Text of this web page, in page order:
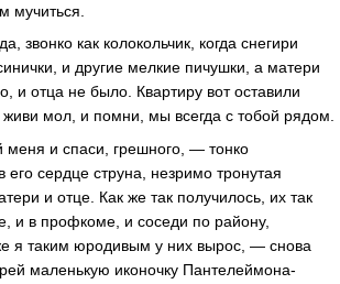
мучиться.
звонко как колокольчик, когда снегири
и другие мелкие пичушки, а матери
и отца не было. Квартиру вот оставили
живи мол, и помни, мы всегда с тобой рядом.
и спаси, грешного, — тонко
сердце струна, незримо тронутая
и отце. Как же так получилось, их так
и в профкоме, и соседи по району,
я таким юродивым у них вырос, — снова
маленькую иконочку Пантелеймона-